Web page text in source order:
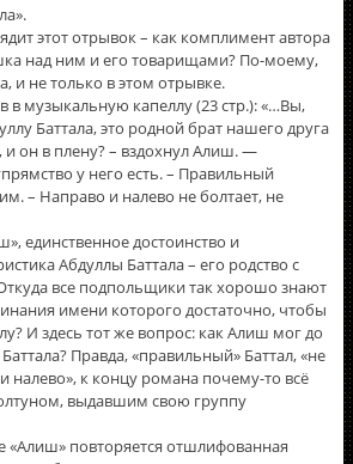
этот отрывок – как комплимент автора
над ним и его товарищами? По-моему,
и не только в этом отрывке.
в музыкальную капеллу (23 стр.): «…Вы,
Баттала, это родной брат нашего друга
и он в плену? – вздохнул Алиш. —
у него есть. – Правильный
– Направо и налево не болтает, не
единственное достоинство и
Абдуллы Баттала – его родство с
все подпольщики так хорошо знают
имени которого достаточно, чтобы
И здесь тот же вопрос: как Алиш мог до
Правда, «правильный» Баттал, «не
к концу романа почему-то всё
выдавшим свою группу
«Алиш» повторяется отшлифованная